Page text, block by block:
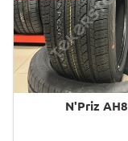
N'Priz AH8